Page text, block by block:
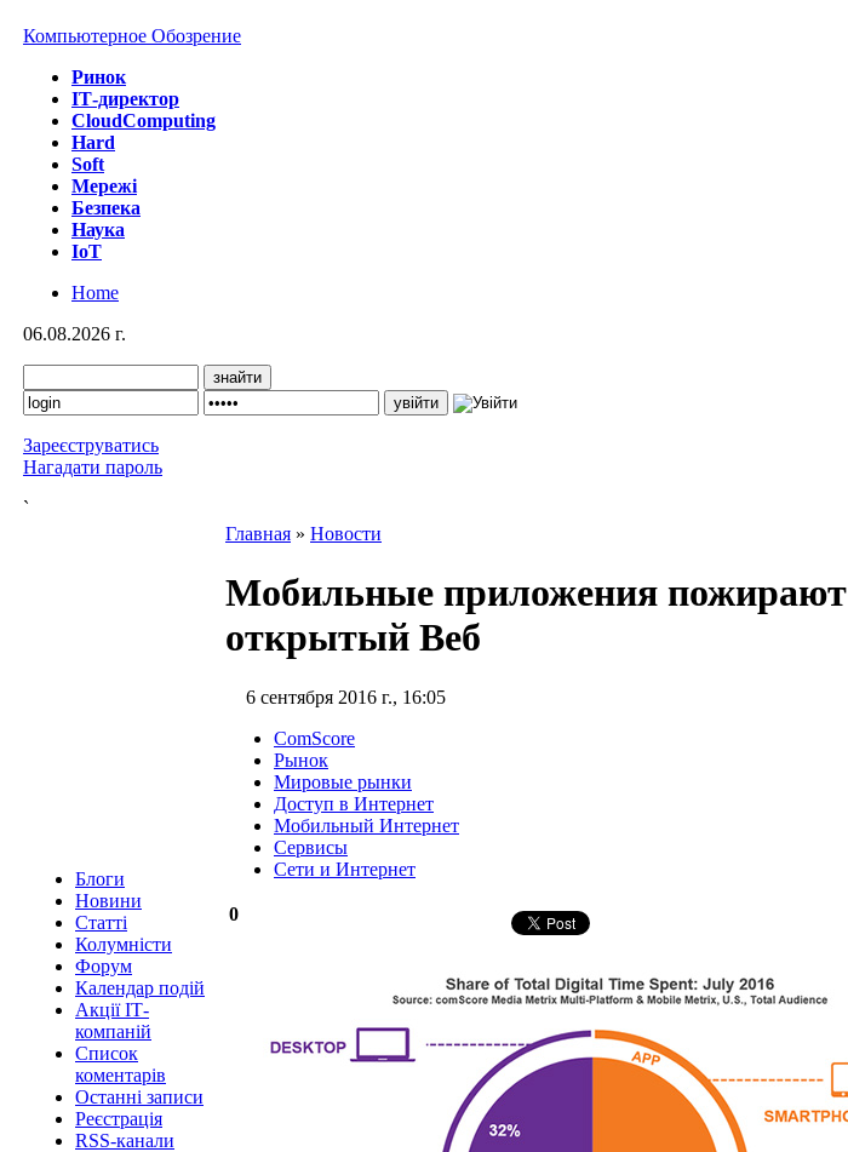
Компьютерное Обозрение
Ринок
IТ-директор
CloudComputing
Hard
Soft
Мережі
Безпека
Наука
IoT
Home
06.08.2026 г.
Зареєструватись
Нагадати пароль
`
Блоги
Новини
Статті
Колумністи
Форум
Календар подій
Акції ІТ-
компаній
Список
коментарів
Останні записи
Реєстрація
RSS-канали
Главная » Новости
Мобильные приложения пожирают
открытый Веб
6 сентября 2016 г., 16:05
ComScore
Рынок
Мировые рынки
Доступ в Интернет
Мобильный Интернет
Сервисы
Сети и Интернет
0